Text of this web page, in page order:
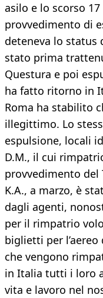
asilo e lo scorso
provvedimento di
deteneva lo status
stato prima
Questura e poi
ha fatto ritorno in
Roma ha stabilito
illegittimo. Lo
espulsione, locali
D.M., il cui
provvedimento del
K.A., a marzo, è
dagli agenti,
per il rimpatrio
biglietti per
che vengono
in Italia tutti i loro
vita e lavoro nel